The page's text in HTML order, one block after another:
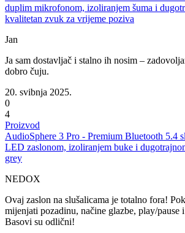
duplim mikrofonom, izoliranjem šuma i
kvalitetan zvuk za vrijeme poziva
Jan
Ja sam dostavljač i stalno ih nosim –
dobro čuju.
20. svibnja 2025.
0
4
Proizvod
AudioSphere 3 Pro - Premium Bluetooth 5.4
LED zaslonom, izoliranjem buke i
grey
NEDOX
Ovaj zaslon na slušalicama je totalno fora!
mijenjati pozadinu, načine glazbe, play/pause
Basovi su odlični!